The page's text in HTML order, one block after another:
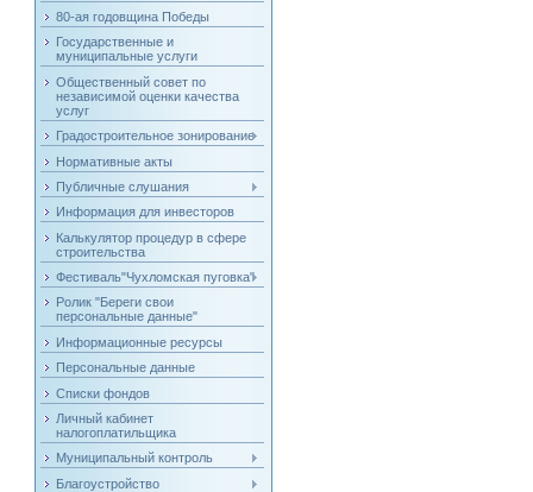
80-ая годовщина Победы
Государственные и
муниципальные услуги
Общественный совет по
независимой оценки качества
услуг
Градостроительное зонирование
Нормативные акты
Публичные слушания
Информация для инвесторов
Калькулятор процедур в сфере
строительства
Фестиваль"Чухломская пуговка"
Ролик "Береги свои
персональные данные"
Информационные ресурсы
Персональные данные
Списки фондов
Личный кабинет
налогоплатильщика
Муниципальный контроль
Благоустройство